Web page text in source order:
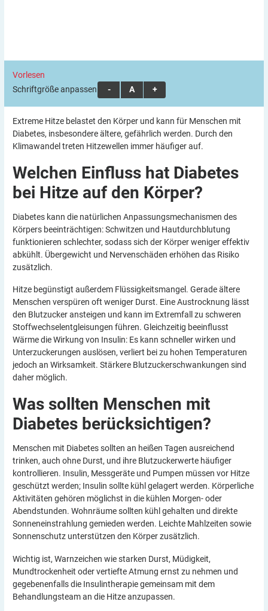
Vorlesen
Schriftgröße anpassen:
A A A
Extreme Hitze belastet den Körper und kann für Menschen mit
Diabetes, insbesondere ältere, gefährlich werden. Durch den
Klimawandel treten Hitzewellen immer häufiger auf.
Welchen Einfluss hat Diabetes
bei Hitze auf den Körper?
Diabetes kann die natürlichen Anpassungsmechanismen des
Körpers beeinträchtigen: Schwitzen und Hautdurchblutung
funktionieren schlechter, sodass sich der Körper weniger effektiv
abkühlt. Übergewicht und Nervenschäden erhöhen das Risiko
zusätzlich.
Hitze begünstigt außerdem Flüssigkeitsmangel. Gerade ältere
Menschen verspüren oft weniger Durst. Eine Austrocknung lässt
den Blutzucker ansteigen und kann im Extremfall zu schweren
Stoffwechselentgleisungen führen. Gleichzeitig beeinflusst
Wärme die Wirkung von Insulin: Es kann schneller wirken und
Unterzuckerungen auslösen, verliert bei zu hohen Temperaturen
jedoch an Wirksamkeit. Stärkere Blutzuckerschwankungen sind
daher möglich.
Was sollten Menschen mit
Diabetes berücksichtigen?
Menschen mit Diabetes sollten an heißen Tagen ausreichend
trinken, auch ohne Durst, und ihre Blutzuckerwerte häufiger
kontrollieren. Insulin, Messgeräte und Pumpen müssen vor Hitze
geschützt werden; Insulin sollte kühl gelagert werden. Körperliche
Aktivitäten gehören möglichst in die kühlen Morgen- oder
Abendstunden. Wohnräume sollten kühl gehalten und direkte
Sonneneinstrahlung gemieden werden. Leichte Mahlzeiten sowie
Sonnenschutz unterstützen den Körper zusätzlich.
Wichtig ist, Warnzeichen wie starken Durst, Müdigkeit,
Mundtrockenheit oder vertiefte Atmung ernst zu nehmen und
gegebenenfalls die Insulintherapie gemeinsam mit dem
Behandlungsteam an die Hitze anzupassen.